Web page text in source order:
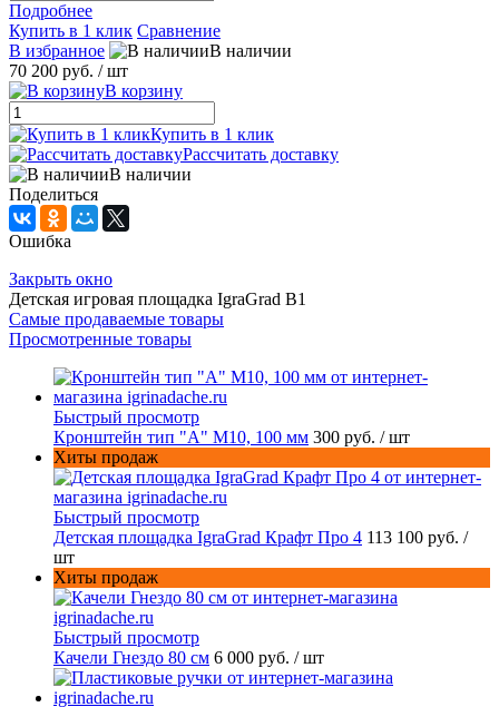
Подробнее
Купить в 1 клик Сравнение
В избранное
В наличии
70 200 руб. / шт
В корзину
Купить в 1 клик
Рассчитать доставку
В наличии
Поделиться
Ошибка
Закрыть окно
Детская игровая площадка IgraGrad В1
Самые продаваемые товары
Просмотренные товары
Быстрый просмотр
Кронштейн тип "A" M10, 100 мм 300 руб. / шт
Хиты продаж
Быстрый просмотр
Детская площадка IgraGrad Крафт Про 4 113 100 руб. /
шт
Хиты продаж
Быстрый просмотр
Качели Гнездо 80 см 6 000 руб. / шт